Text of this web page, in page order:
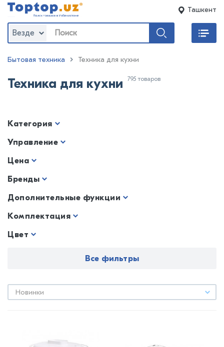
Ташкент
Везде
Бытовая техника Техника для кухни
Техника для кухни 795 товаров
Категория
Управление
Цена
Бренды
Дополнительные функции
Комплектация
Цвет
Все фильтры
Новинки